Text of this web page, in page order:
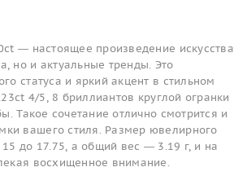
— настоящее произведение
но и актуальные тренды. Это
статуса и яркий акцент в стильном
4/5, 8 бриллиантов круглой огранки
Такое сочетание отлично смотрится и
вашего стиля. Размер ювелирного
до 17.75, а общий вес — 3.19 г, и на
восхищенное внимание.